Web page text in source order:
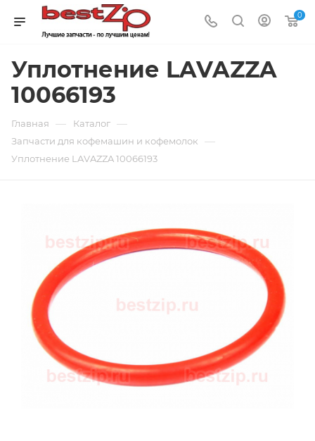
0
Уплотнение LAVAZZA
10066193
Главная — Каталог —
Запчасти для кофемашин и кофемолок —
Уплотнение LAVAZZA 10066193